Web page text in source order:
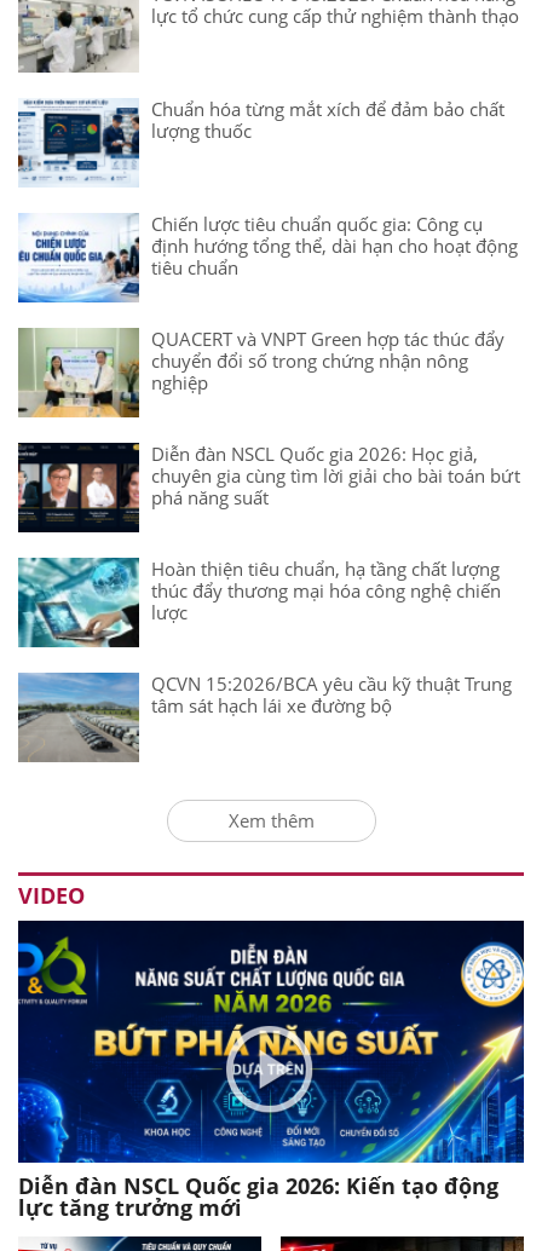
lực tổ chức cung cấp thử nghiệm thành thạo
Chuẩn hóa từng mắt xích để đảm bảo chất
lượng thuốc
Chiến lược tiêu chuẩn quốc gia: Công cụ
định hướng tổng thể, dài hạn cho hoạt động
tiêu chuẩn
QUACERT và VNPT Green hợp tác thúc đẩy
chuyển đổi số trong chứng nhận nông
nghiệp
Diễn đàn NSCL Quốc gia 2026: Học giả,
chuyên gia cùng tìm lời giải cho bài toán bứt
phá năng suất
Hoàn thiện tiêu chuẩn, hạ tầng chất lượng
thúc đẩy thương mại hóa công nghệ chiến
lược
QCVN 15:2026/BCA yêu cầu kỹ thuật Trung
tâm sát hạch lái xe đường bộ
Xem thêm
VIDEO
Diễn đàn NSCL Quốc gia 2026: Kiến tạo động
lực tăng trưởng mới